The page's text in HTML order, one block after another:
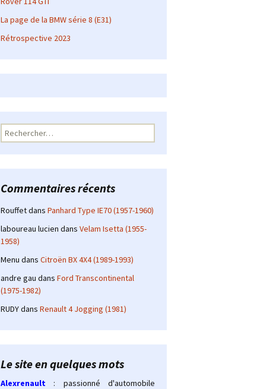
La page de la BMW série 8 (E31)
Rétrospective 2023
Rechercher :
Commentaires récents
Rouffetdans Panhard Type IE70 (1957-1960)
laboureau lucien dans Velam Isetta (1955-
1958)
Menu dans Citroën BX 4X4 (1989-1993)
andre gau dans Ford Transcontinental
(1975-1982)
RUDYdans Renault 4 Jogging (1981)
Le site en quelques mots
Alexrenault
: passionné d'automobile